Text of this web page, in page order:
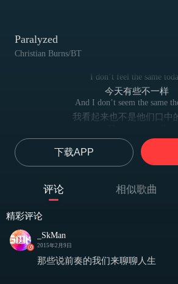
Paralyzed
Christian Burns/BT
I don’t feel the same
今天有些不一样
And I don’t seem the same
我看起来也不是他们口中
是时候警觉了
Ahead is shouting trouble,
前方是叫嚷的动乱，
我必须放手了
I’ve gotta start again
下载APP
评论 相似歌曲
精彩评论
_SkMan
2015年2月9日
那些说前奏的我们来聊聊人生